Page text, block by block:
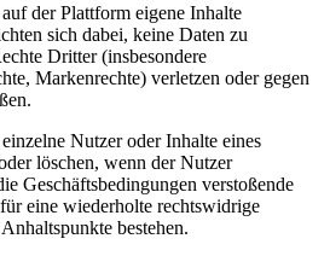
der Plattform eigene Inhalte
sich dabei, keine Daten zu
Dritter (insbesondere
Markenrechte) verletzen oder gegen
Nutzer oder Inhalte eines
löschen, wenn der Nutzer
Geschäftsbedingungen verstoßende
eine wiederholte rechtswidrige
bestehen.